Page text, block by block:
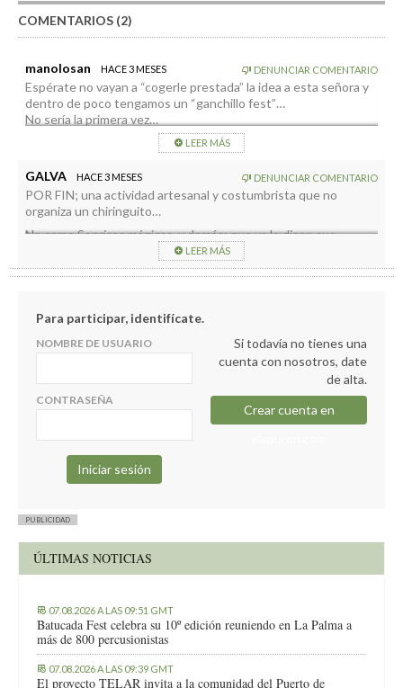
COMENTARIOS (2)
manolosan HACE 3 MESES DENUNCIAR COMENTARIO
Espérate no vayan a “cogerle prestada” la idea a esta señora y
dentro de poco tengamos un “ganchillo fest”…
No sería la primera vez…
LEER MÁS
GALVA HACE 3 MESES DENUNCIAR COMENTARIO
POR FIN; una actividad artesanal y costumbrista que no
organiza un chiringuito…
No como Sonrisas mágicas, y demás; que ya lo dicen sus
“Ceos”: No buscan rentabilidad; pero se llaman EMPRESA…
“EMPRESA” SIN RENTABILIDAD Y QUE SOLO FACTURA DE
LEER MÁS
Para participar, identifícate.
NOMBRE DE USUARIO
CONTRASEÑA
Si todavía no tienes una
cuenta con nosotros, date
de alta.
Crear cuenta en
PUBLICIDAD
ÚLTIMAS NOTICIAS
07.08.2026 A LAS 09:51 GMT
Batucada Fest celebra su 10º edición reuniendo en La Palma a
más de 800 percusionistas
07.08.2026 A LAS 09:39 GMT
El proyecto TELAR invita a la comunidad del Puerto de